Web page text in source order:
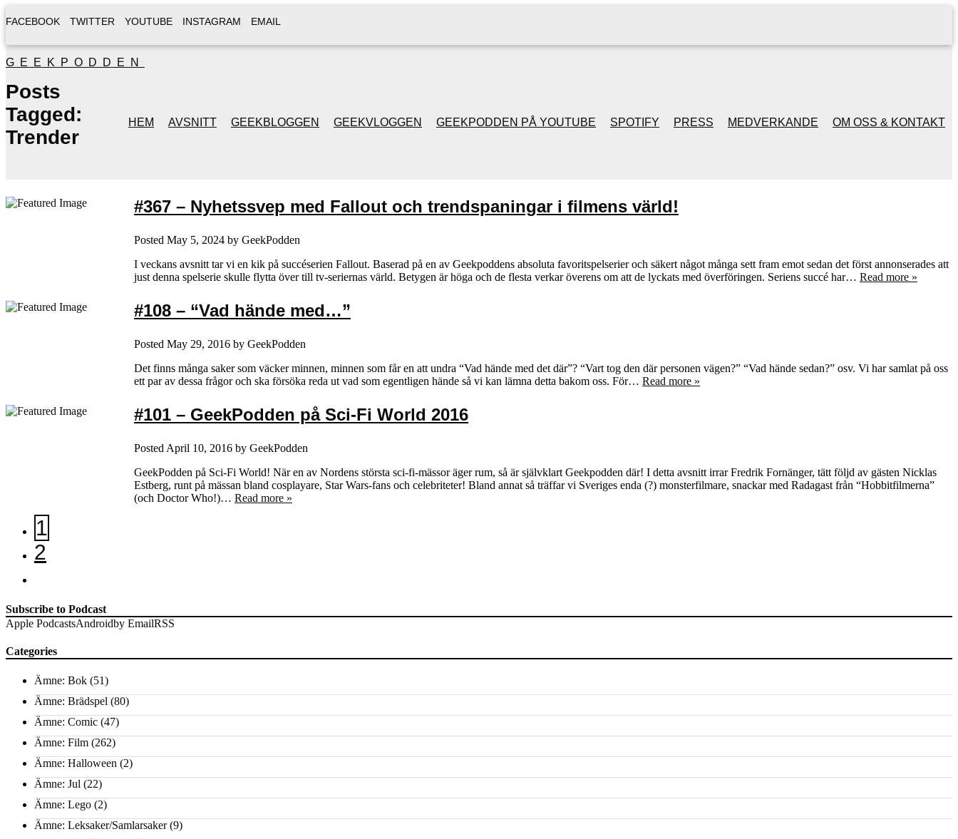
FACEBOOK TWITTER YOUTUBE INSTAGRAM EMAIL
GEEKPODDEN
HEM AVSNITT GEEKBLOGGEN GEEKVLOGGEN GEEKPODDEN PÅ YOUTUBE
GAMING MED MICKE
GEEKPODDENS
SPOTIFY PRESS MEDVERKANDE OM OSS & KONTAKT
Posts
Tagged:
Trender
#367 – Nyhetssvep med Fallout och trendspaningar i filmens värld!
Posted May 5, 2024 by GeekPodden
I veckans avsnitt tar vi en kik på succéserien Fallout. Baserad på en av Geekpoddens absoluta favoritspelserier och säkert något många sett fram emot sedan det först annonserades att
just denna spelserie skulle flytta över till tv-seriernas värld. Betygen är höga och de flesta verkar överens om att de lyckats med överföringen. Seriens succé har… Read more »
#108 – “Vad hände med…”
Posted May 29, 2016 by GeekPodden
Det finns många saker som väcker minnen, minnen som får en att undra “Vad hände med det där”? “Vart tog den där personen vägen?” “Vad hände sedan?” osv. Vi har samlat på oss
ett par av dessa frågor och ska försöka reda ut vad som egentligen hände så vi kan lämna detta bakom oss. För… Read more »
#101 – GeekPodden på Sci-Fi World 2016
Posted April 10, 2016 by GeekPodden
GeekPodden på Sci-Fi World! När en av Nordens största sci-fi-mässor äger rum, så är självklart Geekpodden där! I detta avsnitt irrar Fredrik Fornänger, tätt följd av gästen Nicklas
Estberg, runt på mässan bland cosplayare, Star Wars-fans och celebriteter! Bland annat så träffar vi Sveriges enda (?) monsterfilmare, snackar med Radagast från “Hobbitfilmerna”
(och Doctor Who!)… Read more »
1
2
Subscribe to Podcast
Apple PodcastsAndroidby EmailRSS
Categories
Ämne: Bok (51)
Ämne: Brädspel (80)
Ämne: Comic (47)
Ämne: Film (262)
Ämne: Halloween (2)
Ämne: Jul (22)
Ämne: Lego (2)
Ämne: Leksaker/Samlarsaker(9)